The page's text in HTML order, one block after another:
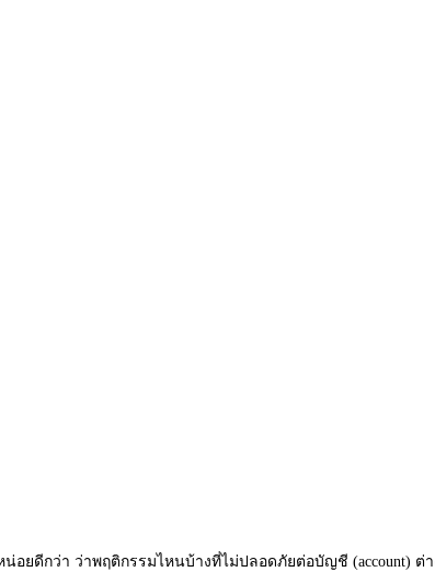
ยดีกว่า ว่าพฤติกรรมไหนบ้างที่ไม่ปลอดภัยต่อบัญชี (account) ต่